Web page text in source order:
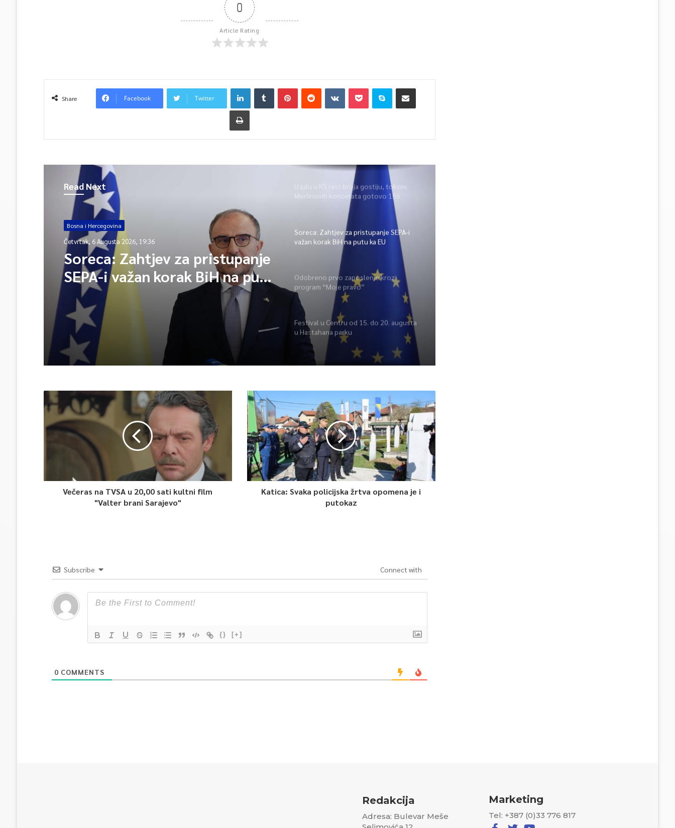
0
Article Rating
Share Facebook Twitter
Read Next
Bosna i Hercegovina
Četvrtak, 6 Augusta 2026, 19:36
Soreca: Zahtjev za pristupanje
SEPA-i važan korak BiH na putu
ka EU
U julu u KS rast broja gostiju, tokom
Merlinovih koncerata gotovo 156
miliona KM prometa
Soreca: Zahtjev za pristupanje SEPA-i
važan korak BiH na putu ka EU
Odobreno prvo zaposlenje kroz
program “Moje pravo”
Festival u Centru od 15. do 20. augusta
u Hastahana parku
Večeras na TVSA u 20,00 sati kultni film
"Valter brani Sarajevo"
Katica: Svaka policijska žrtva opomena je i
putokaz
Subscribe Connect with
{} [+]
0 COMMENTS
Redakcija
Adresa: Bulevar Meše
Marketing
Tel: +387 (0)33 776 817